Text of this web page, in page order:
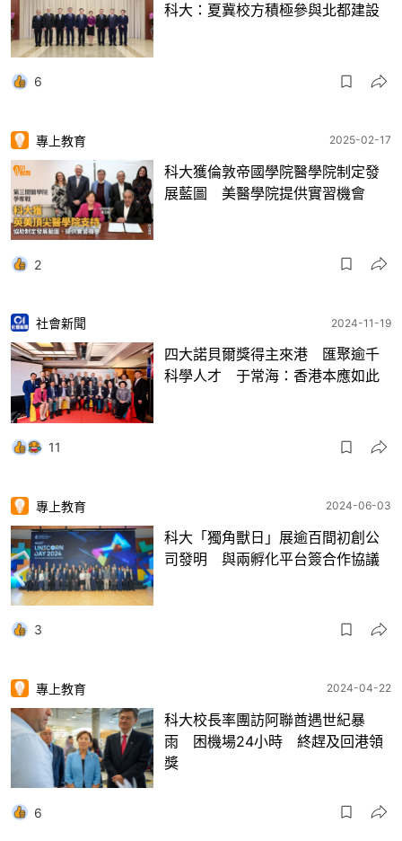
科大：夏冀校方積極參與北都建設
6
專上教育 2025-02-17
科大獲倫敦帝國學院醫學院制定發
展藍圖 美醫學院提供實習機會
2
社會新聞 2024-11-19
四大諾貝爾獎得主來港 匯聚逾千
科學人才 于常海：香港本應如此
11
專上教育 2024-06-03
科大「獨角獸日」展逾百間初創公
司發明 與兩孵化平台簽合作協議
3
專上教育 2024-04-22
科大校長率團訪阿聯酋遇世紀暴
雨 困機場24小時 終趕及回港領
獎
6